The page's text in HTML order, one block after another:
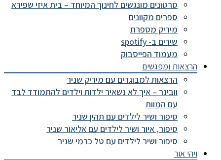
סרטונים מונגשים לחינוך המיוחד – בית איזי שפירא
ספרים מקוונים
מיריק מספרת
שירים ב- spotify
מעמוד הפייסבוק
הרצאות ומפגשים
הרצאות למבוגרים עם מיריק שניר
וובינר – איך לא נשאיר ילדות וילדים להתמודד לבד
עם המוות
סיפור ושיר לילדים עם תהין שניר
סיפור, איור ושיר לילדים עם אליאור שניר
סיפור ושיר לילדים עם טל כרמי שניר
ויהי אור